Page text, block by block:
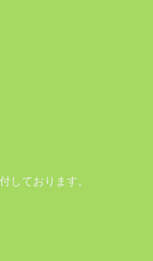
しております。